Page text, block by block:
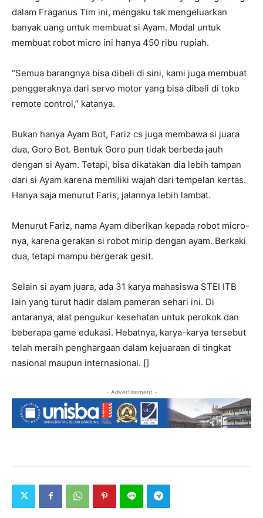
dalam Fraganus Tim ini, mengaku tak mengeluarkan
banyak uang untuk membuat si Ayam. Modal untuk
membuat robot micro ini hanya 450 ribu rupiah.
“Semua barangnya bisa dibeli di sini, kami juga membuat
penggeraknya dari servo motor yang bisa dibeli di toko
remote control,” katanya.
Bukan hanya Ayam Bot, Fariz cs juga membawa si juara
dua, Goro Bot. Bentuk Goro pun tidak berbeda jauh
dengan si Ayam. Tetapi, bisa dikatakan dia lebih tampan
dari si Ayam karena memiliki wajah dari tempelan kertas.
Hanya saja menurut Faris, jalannya lebih lambat.
Menurut Fariz, nama Ayam diberikan kepada robot micro-
nya, karena gerakan si robot mirip dengan ayam. Berkaki
dua, tetapi mampu bergerak gesit.
Selain si ayam juara, ada 31 karya mahasiswa STEI ITB
lain yang turut hadir dalam pameran sehari ini. Di
antaranya, alat pengukur kesehatan untuk perokok dan
beberapa game edukasi. Hebatnya, karya-karya tersebut
telah meraih penghargaan dalam kejuaraan di tingkat
nasional maupun internasional. []
- Advertisement -